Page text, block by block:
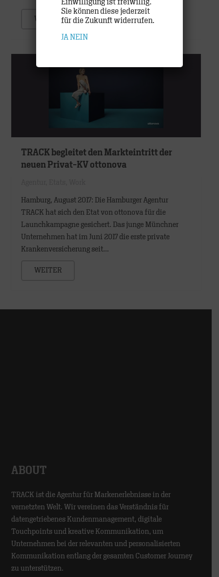
WEITER
TRACK begleitet den Markteintritt der
neuen Privat-KV ottonova
Hamburg, August 2017: Die Hamburger Agentur
TRACK hat sich den Etat von ottonova für die
Launchkampagne gesichert. Das junge Münchner
Unternehmen hat im Juni 2017 die erste private
Krankenversicherung seit…
WEITER
ABOUT
TRACK ist die Agentur für Markenerlebnisse in der
vernetzten Welt. Wir vereinen das Verständnis für
datengetriebenes Kundenmanagement, digitale
Touchpoints und kreative Kommunikation, um
Unternehmen bei der relevanten und personalisierten
Kommunikation entlang der gesamten Customer Journey
zu unterstützen.
Einwilligung ist freiwillig.
Sie können diese jederzeit
für die Zukunft widerrufen.
JA NEIN